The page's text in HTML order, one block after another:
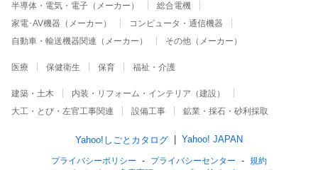
半導体・電気・電子（メーカー）
総合電機
家電･AV機器（メーカー）
コンピュータ・通信機器
自動車・輸送機器関連（メーカー）
その他（メーカー）
医療 保健衛生 保育 福祉・介護
建築・土木
内装・リフォーム・インテリア（建設）
大工・とび・左官工事関連
設備工事 鉱業・採石・砂利採取
Yahoo!しごとカタログ Yahoo! JAPAN
プライバシーポリシー プライバシーセンター
規約